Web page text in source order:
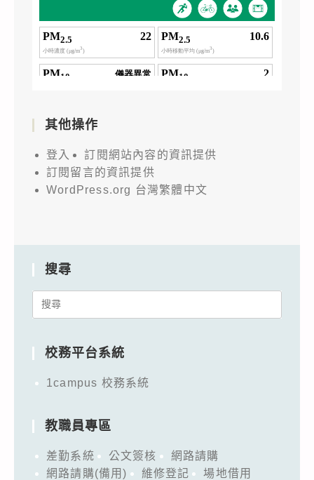
其他操作
登入
訂閱網站內容的資訊提供
訂閱留言的資訊提供
WordPress.org 台灣繁體中文
搜尋
Search
校務平台系統
1campus 校務系統
教職員專區
差勤系統 公文簽核
網路請購
網路請購(備用)
維修登記
場地借用